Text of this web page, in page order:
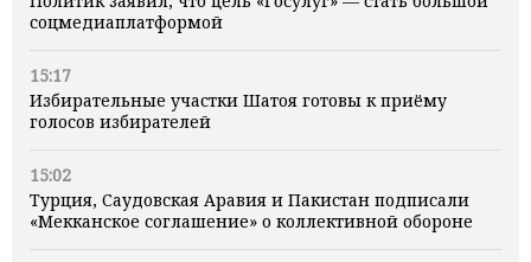
соцмедиаплатформой
15:17
Избирательные участки Шатоя готовы к приёму
голосов избирателей
15:02
Турция, Саудовская Аравия и Пакистан подписали
«Мекканское соглашение» о коллективной обороне